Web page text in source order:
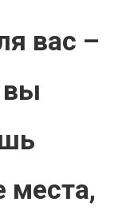
вас –
вы
места,